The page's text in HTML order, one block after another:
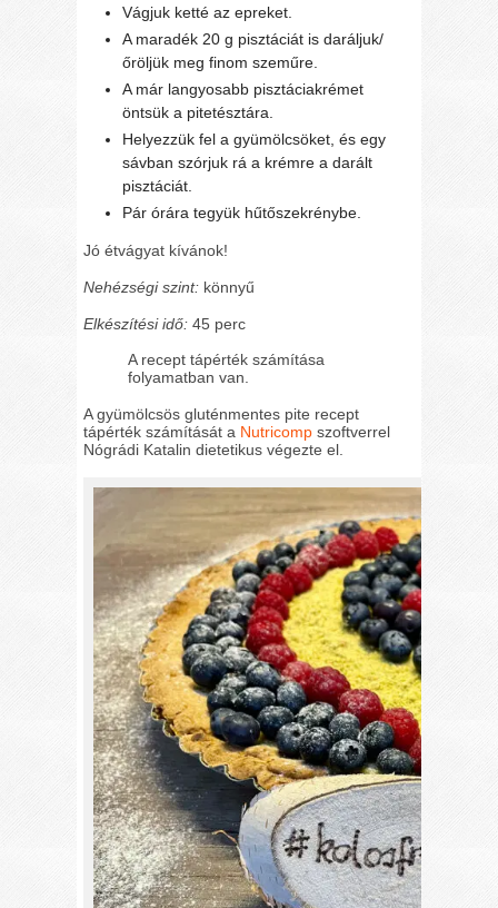
Vágjuk ketté az epreket.
A maradék 20 g pisztáciát is daráljuk/
őröljük meg finom szeműre.
A már langyosabb pisztáciakrémet
öntsük a pitetésztára.
Helyezzük fel a gyümölcsöket, és egy
sávban szórjuk rá a krémre a darált
pisztáciát.
Pár órára tegyük hűtőszekrénybe.
Jó étvágyat kívánok!
Nehézségi szint: könnyű
Elkészítési idő: 45 perc
A recept tápérték számítása
folyamatban van.
A gyümölcsös gluténmentes pite recept
tápérték számítását a Nutricomp szoftverrel
Nógrádi Katalin dietetikus végezte el.